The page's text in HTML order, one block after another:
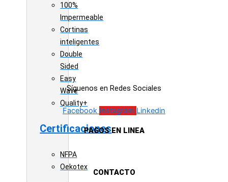
100%
Impermeable
Cortinas
inteligentes
Double
Sided
Easy
Wave
Quality+
Certificaciones
NFPA
Oekotex
Síguenos en Redes Sociales
Facebook Instagram Linkedin
PAGOS EN LINEA
CONTACTO